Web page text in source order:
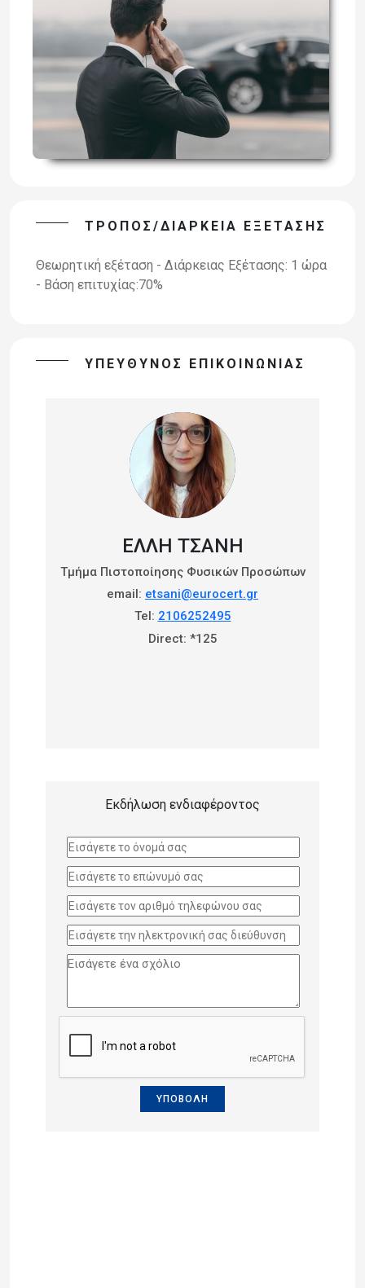
ΤΡΌΠΟΣ/ΔΙΆΡΚΕΙΑ ΕΞΈΤΑΣΗΣ
Θεωρητική εξέταση - Διάρκειας Εξέτασης: 1 ώρα
- Bάση επιτυχίας:70%
ΥΠΕΥΘΥΝΟΣ ΕΠΙΚΟΙΝΩΝΙΑΣ
ΈΛΛΗ ΤΣΆΝΗ
Τμήμα Πιστοποίησης Φυσικών Προσώπων
email: etsani@eurocert.gr
Tel: 2106252495
Direct: *125
Εκδήλωση ενδιαφέροντος
ΥΠΟΒΟΛΗ